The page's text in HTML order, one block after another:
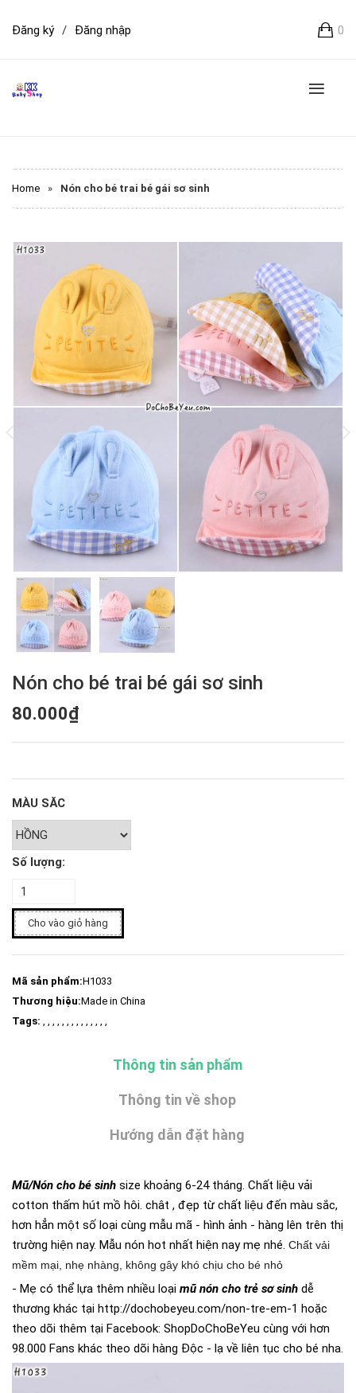
0
Đăng ký / Đăng nhập
Home » Nón cho bé trai bé gái sơ sinh
Nón cho bé trai bé gái sơ sinh
80.000₫
MÀU SĂC
Số lượng:
Cho vào giỏ hàng
Mã sản phẩm:H1033
Thương hiệu:Made in China
Tags: , , , , , , , , , , , , , ,
Thông tin sản phẩm
Thông tin về shop
Hướng dẫn đặt hàng
Mũ/Nón cho bé sinh size khoảng 6-24 tháng. Chất liệu vải
cotton thấm hút mồ hôi. chât , đẹp từ chất liệu đến màu sắc,
hơn hẳn một số loại cùng mẫu mã - hình ảnh - hàng lên trên thị
trường hiện nay. Mẫu nón hot nhất hiện nay mẹ nhé. Chất vải
mềm mại, nhẹ nhàng, không gây khó chịu cho bé nhỏ
- Mẹ có thể lựa thêm nhiều loại mũ nón cho trẻ sơ sinh dễ
thương khác tại http://dochobeyeu.com/non-tre-em-1 hoặc
theo dõi thêm tại Facebook: ShopDoChoBeYeu cùng với hơn
98.000 Fans khác theo dõi hàng Độc - lạ về liên tục cho bé nha.